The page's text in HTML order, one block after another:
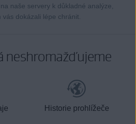
naše servery k důkladné analýze,
vás dokázali lépe chránit.
neshromažďujeme
Historie prohlížeče